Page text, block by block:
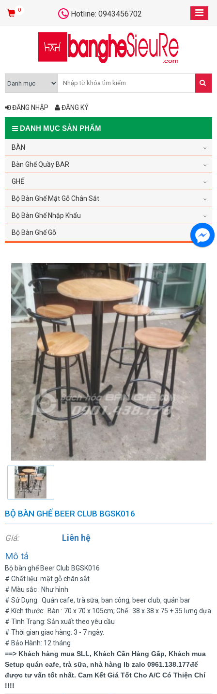
0 Hotline: 0943456702
ĐĂNG NHẬP ĐĂNG KÝ
DANH MỤC SẢN PHẨM
BÀN
Bàn Ghế Quầy BAR
GHẾ
Bộ Bàn Ghế Mặt Gỗ Chân Sắt
Bộ Bàn Ghế Nhập Khẩu
Bộ Bàn Ghế Gỗ
BỘ BÀN GHẾ BEER CLUB BGSK016
Giá: Liên hệ
Mô tả
Bộ bàn ghế Beer Club BGSK016
# Chất liệu: mặt gỗ chân sắt
# Màu sắc : Như hình
# Sử Dụng: Quán cafe, trà sữa, ban công, beer club, quán bar
# Kích thước: Bàn : 70 x 70 x 105cm; Ghế : 38 x 38 x 75 + 35 lưng dựa
# Tình Trạng: Sản xuất theo yêu cầu
# Thời gian giao hàng: 3 - 7 ngày.
# Bảo Hành: 12 tháng
==> Khách hàng mua SLL, Khách Cần Hàng Gấp, Khách mua
Setup quán cafe, trà sữa, nhà hàng Ib zalo 0961.138.177để
được tư vấn tốt nhất. Cam Kết Giá Tốt Cho A/C Có Thiện Chí
!!!!